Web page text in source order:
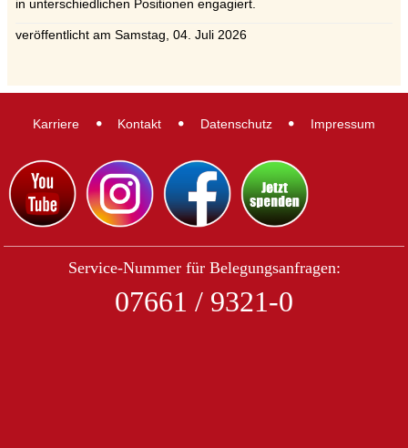
in unterschiedlichen Positionen engagiert.
veröffentlicht am Samstag, 04. Juli 2026
Karriere Kontakt Datenschutz Impressum
Service-Nummer für Belegungsanfragen:
07661 / 9321-0